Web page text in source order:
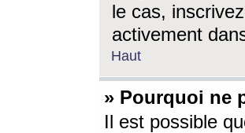
le cas,
activement
Haut
» Pourquoi ne
Il est possible